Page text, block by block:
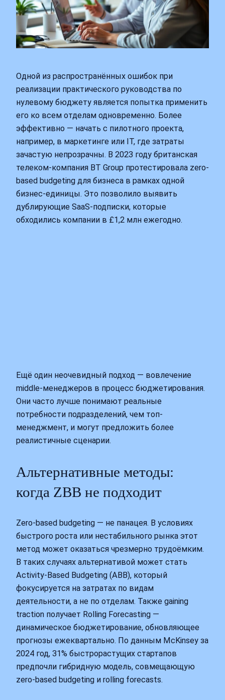
Одной из распространённых ошибок при
реализации практического руководства по
нулевому бюджету является попытка применить
его ко всем отделам одновременно. Более
эффективно — начать с пилотного проекта,
например, в маркетинге или IT, где затраты
зачастую непрозрачны. В 2023 году британская
телеком-компания BT Group протестировала zero-
based budgeting для бизнеса в рамках одной
бизнес-единицы. Это позволило выявить
дублирующие SaaS-подписки, которые
обходились компании в £1,2 млн ежегодно.
Ещё один неочевидный подход — вовлечение
middle-менеджеров в процесс бюджетирования.
Они часто лучше понимают реальные
потребности подразделений, чем топ-
менеджмент, и могут предложить более
реалистичные сценарии.
Альтернативные методы:
когда ZBB не подходит
Zero-based budgeting — не панацея. В условиях
быстрого роста или нестабильного рынка этот
метод может оказаться чрезмерно трудоёмким.
В таких случаях альтернативой может стать
Activity-Based Budgeting (ABB), который
фокусируется на затратах по видам
деятельности, а не по отделам. Также gaining
traction получает Rolling Forecasting —
динамическое бюджетирование, обновляющее
прогнозы ежеквартально. По данным McKinsey за
2024 год, 31% быстрорастущих стартапов
предпочли гибридную модель, совмещающую
zero-based budgeting и rolling forecasts.